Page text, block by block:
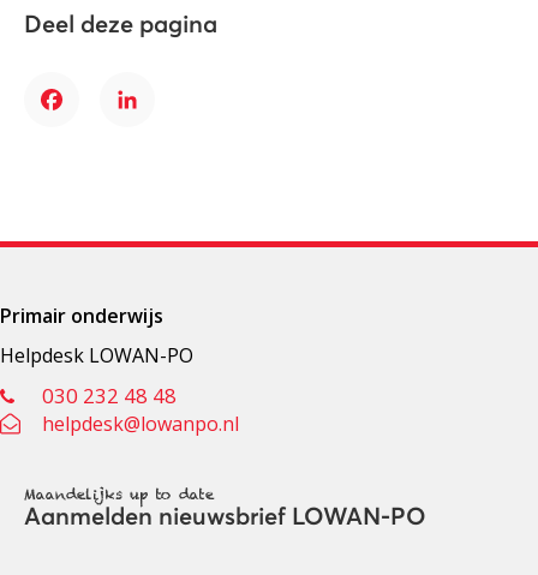
Deel deze pagina
FacebookLinkedIn
Primair onderwijs
Helpdesk LOWAN-PO
030 232 48 48
helpdesk@lowanpo.nl
Maandelijks up to date
Aanmelden nieuwsbrief LOWAN-PO